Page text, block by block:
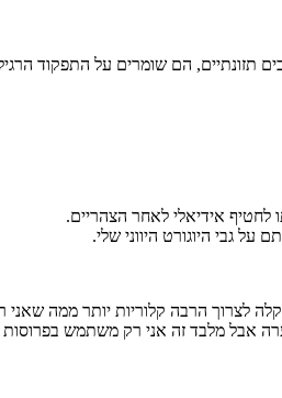
על התיאבון. לאגסים יש ממוצע של 5.5 גרמים של
לחטיף אידיאלי לאחר הצהריים.
גבי היוגורט היווני שלי.
לצרוך הרבה קלוריות יותר ממה שאני
אבל מלבד זה אני רק משתמש בפרוסות